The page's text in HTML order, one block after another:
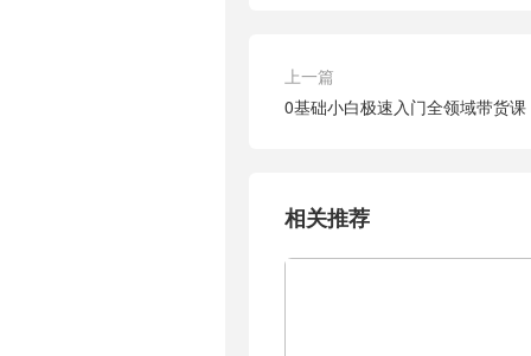
上一篇
0基础小白极速入门全领域带货课
相关推荐